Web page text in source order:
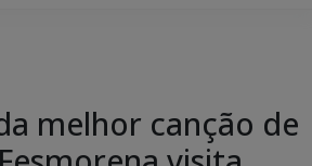
melhor canção de